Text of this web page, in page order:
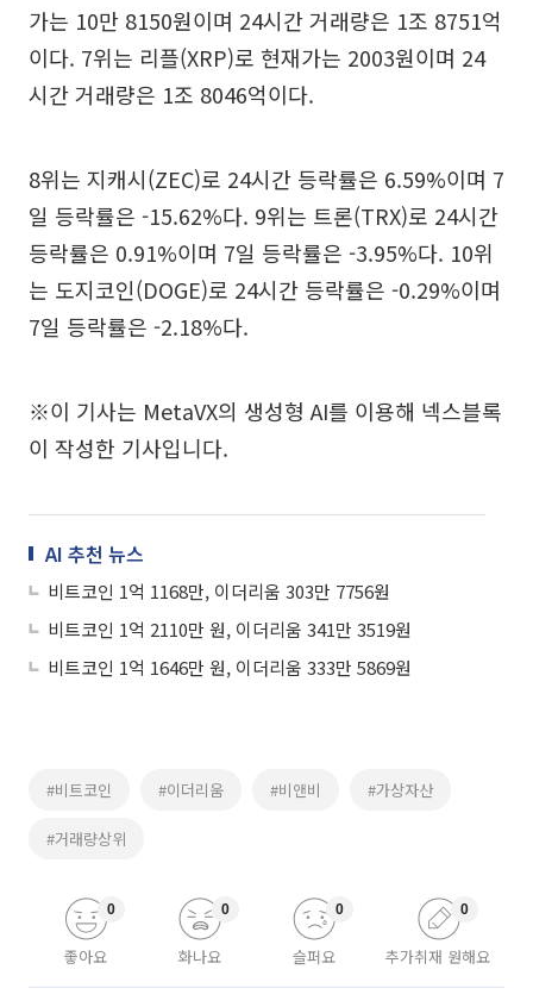
가는 10만 8150원이며 24시간 거래량은 1조 8751억
이다. 7위는 리플(XRP)로 현재가는 2003원이며 24
시간 거래량은 1조 8046억이다.
8위는 지캐시(ZEC)로 24시간 등락률은 6.59%이며 7
일 등락률은 -15.62%다. 9위는 트론(TRX)로 24시간
등락률은 0.91%이며 7일 등락률은 -3.95%다. 10위
는 도지코인(DOGE)로 24시간 등락률은 -0.29%이며
7일 등락률은 -2.18%다.
※이 기사는 MetaVX의 생성형 AI를 이용해 넥스블록
이 작성한 기사입니다.
AI 추천 뉴스
비트코인 1억 1168만, 이더리움 303만 7756원
비트코인 1억 2110만 원, 이더리움 341만 3519원
비트코인 1억 1646만 원, 이더리움 333만 5869원
#비트코인 #이더리움 #비앤비 #가상자산
#거래량상위
좋아요
0
화나요
0
슬퍼요
0
추가취재 원해요
0